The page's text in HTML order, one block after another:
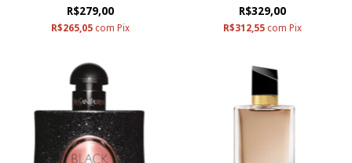
R$279,00
R$265,05 com Pix
R$329,00
R$312,55 com Pix